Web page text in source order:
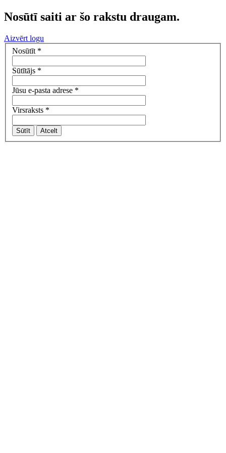
Nosūtī saiti ar šo rakstu draugam.
Aizvērt logu
Nosūtīt*
Sūtītājs *
Jūsu e-pasta adrese *
Virsraksts *
Sūtīt Atcelt